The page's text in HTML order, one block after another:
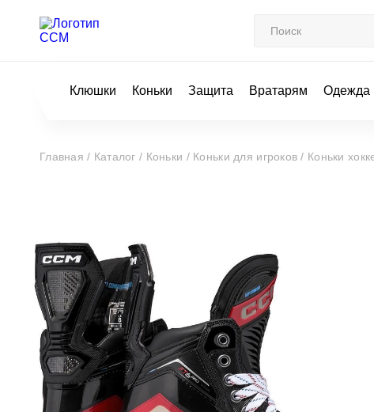
Клюшки Коньки Защита Вратарям Одежда
Главная / Каталог / Коньки / Коньки для игроков / Коньки